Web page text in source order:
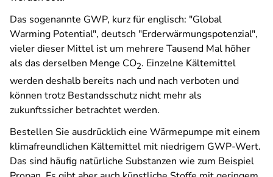
Das sogenannte GWP, kurz für englisch: "Global
Warming Potential", deutsch "Erderwärmungspotenzial",
vieler dieser Mittel ist um mehrere Tausend Mal höher
als das derselben Menge CO2. Einzelne Kältemittel
werden deshalb bereits nach und nach verboten und
können trotz Bestandsschutz nicht mehr als
zukunftssicher betrachtet werden.
Bestellen Sie ausdrücklich eine Wärmepumpe mit einem
klimafreundlichen Kältemittel mit niedrigem GWP-Wert.
Das sind häufig natürliche Substanzen wie zum Beispiel